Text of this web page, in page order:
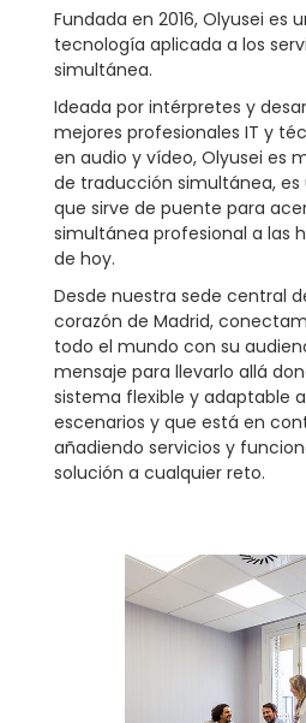
Fundada en 2016, Olyusei es
tecnología aplicada a los
simultánea.
Ideada por intérpretes y
mejores profesionales IT y
en audio y vídeo, Olyusei es
de traducción simultánea, es
que sirve de puente para
simultánea profesional a las
de hoy.
Desde nuestra sede central
corazón de Madrid,
todo el mundo con su
mensaje para llevarlo allá
sistema flexible y adaptable
escenarios y que está en
añadiendo servicios y
solución a cualquier reto.